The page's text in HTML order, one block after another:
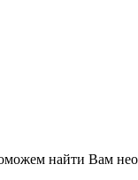
найти Вам